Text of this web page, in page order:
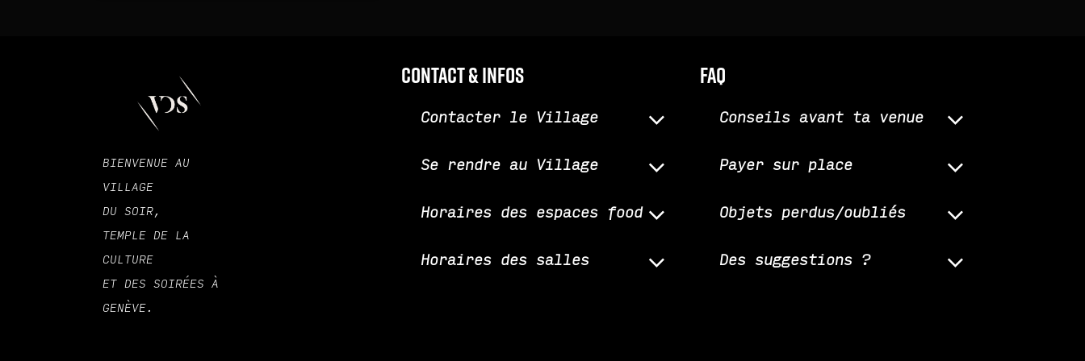
BIENVENUE AU
VILLAGE
DU SOIR,
TEMPLE DE LA
CULTURE
ET DES SOIRÉES À
GENÈVE.
Contact & infos
Contacter le Village
Se rendre au Village
Horaires des espaces food
Horaires des salles
faq
Conseils avant ta venue
Payer sur place
Objets perdus/oubliés
Des suggestions ?